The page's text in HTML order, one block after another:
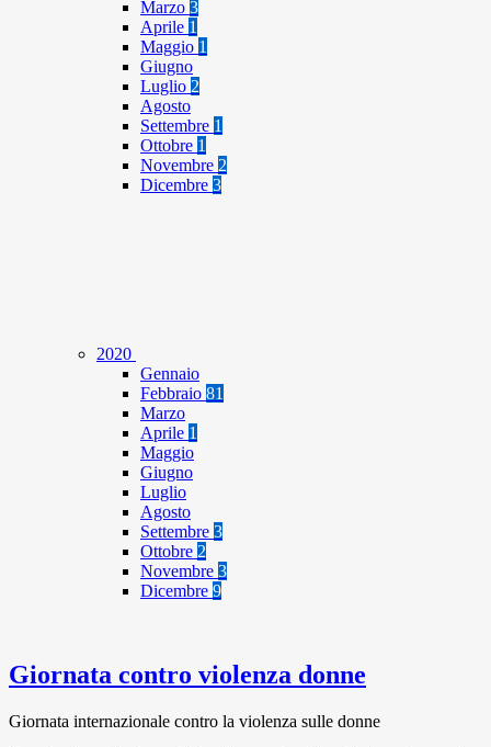
Marzo 3
Aprile 1
Maggio 1
Giugno
Luglio 2
Agosto
Settembre 1
Ottobre 1
Novembre 2
Dicembre 3
2020
Gennaio
Febbraio 81
Marzo
Aprile 1
Maggio
Giugno
Luglio
Agosto
Settembre 3
Ottobre 2
Novembre 3
Dicembre 9
Giornata contro violenza donne
Giornata internazionale contro la violenza sulle donne